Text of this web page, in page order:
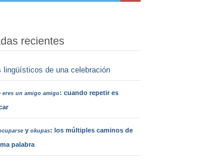
recientes
lingüísticos de una celebración
eres un amigo amigo: cuando repetir es
y okupas: los múltiples caminos de
palabra